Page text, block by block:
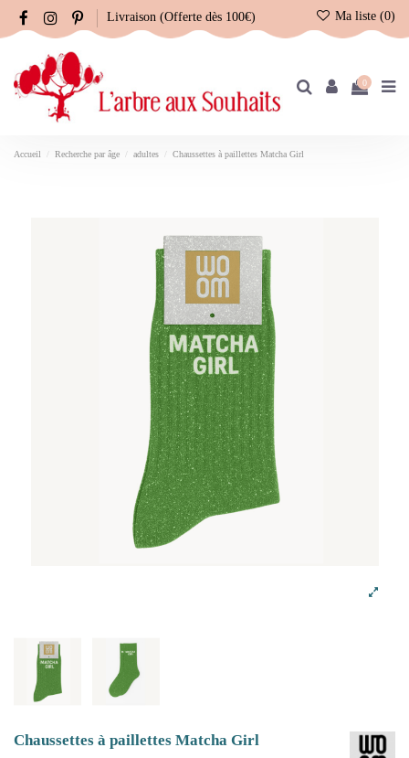
Livraison (Offerte dès 100€) Ma liste (0)
0
Accueil Recherche par âge adultes Chaussettes à paillettes Matcha Girl
Chaussettes à paillettes Matcha Girl